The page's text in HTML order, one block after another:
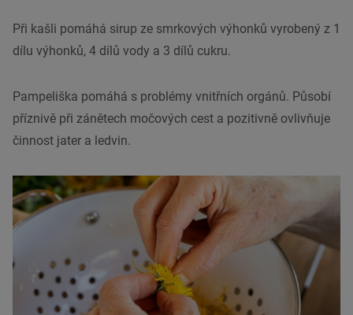
Při kašli pomáhá sirup ze smrkových výhonků vyrobený z 1
dílu výhonků, 4 dílů vody a 3 dílů cukru.
Pampeliška pomáhá s problémy vnitřních orgánů. Působí
příznivě při zánětech močových cest a pozitivně ovlivňuje
činnost jater a ledvin.